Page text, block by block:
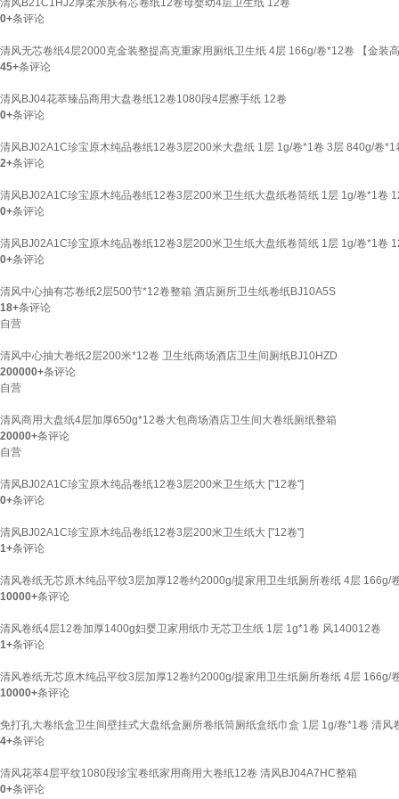
清风B21C1HJ2厚柔亲肤有芯卷纸12卷母婴幼4层卫生纸 12卷
0+条评论
清风无芯卷纸4层2000克金装整提高克重家用厕纸卫生纸 4层 166g/卷*12卷 【金装高
45+条评论
清风BJ04花萃臻品商用大盘卷纸12卷1080段4层擦手纸 12卷
0+条评论
清风BJ02A1C珍宝原木纯品卷纸12卷3层200米大盘纸 1层 1g/卷*1卷 3层 840g/卷*1
2+条评论
清风BJ02A1C珍宝原木纯品卷纸12卷3层200米卫生纸大盘纸卷筒纸 1层 1g/卷*1卷
0+条评论
清风BJ02A1C珍宝原木纯品卷纸12卷3层200米卫生纸大盘纸卷筒纸 1层 1g/卷*1卷
0+条评论
清风中心抽有芯卷纸2层500节*12卷整箱 酒店厕所卫生纸卷纸BJ10A5S
18+条评论
自营
清风中心抽大卷纸2层200米*12卷 卫生纸商场酒店卫生间厕纸BJ10HZD
200000+条评论
自营
清风商用大盘纸4层加厚650g*12卷大包商场酒店卫生间大卷纸厕纸整箱
20000+条评论
自营
清风BJ02A1C珍宝原木纯品卷纸12卷3层200米卫生纸大 ["12卷"]
0+条评论
清风BJ02A1C珍宝原木纯品卷纸12卷3层200米卫生纸大 ["12卷"]
1+条评论
清风卷纸无芯原木纯品平纹3层加厚12卷约2000g/提家用卫生纸厕所卷纸 4层 166g/
10000+条评论
清风卷纸4层12卷加厚1400g妇婴卫家用纸巾无芯卫生纸 1层 1g*1卷 风140012卷
1+条评论
清风卷纸无芯原木纯品平纹3层加厚12卷约2000g/提家用卫生纸厕所卷纸 4层 166g/
10000+条评论
免打孔大卷纸盒卫生间壁挂式大盘纸盒厕所卷纸筒厕纸盒纸巾盒 1层 1g/卷*1卷 清风
4+条评论
清风花萃4层平纹1080段珍宝卷纸家用商用大卷纸12卷 清风BJ04A7HC整箱
0+条评论